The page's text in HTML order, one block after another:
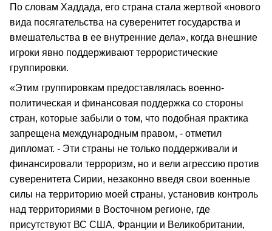
По словам Хаддада, его страна стала жертвой «нового
вида посягательства на суверенитет государства и
вмешательства в ее внутренние дела», когда внешние
игроки явно поддерживают террористические
группировки.
«Этим группировкам предоставлялась военно-
политическая и финансовая поддержка со стороны
стран, которые забыли о том, что подобная практика
запрещена международным правом, - отметил
дипломат. - Эти страны не только поддерживали и
финансировали терроризм, но и вели агрессию против
суверенитета Сирии, незаконно введя свои военные
силы на территорию моей страны, установив контроль
над территориями в Восточном регионе, где
присутствуют ВС США, Франции и Великобритании,